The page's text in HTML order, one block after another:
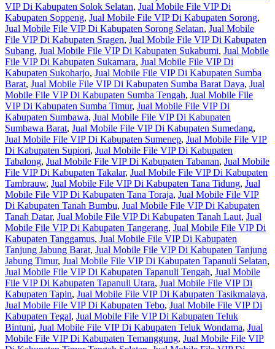
VIP Di Kabupaten Solok Selatan, Jual Mobile File VIP Di
Kabupaten Soppeng, Jual Mobile File VIP Di Kabupaten Sorong,
Jual Mobile File VIP Di Kabupaten Sorong Selatan, Jual Mobile
File VIP Di Kabupaten Sragen, Jual Mobile File VIP Di Kabupaten
Subang, Jual Mobile File VIP Di Kabupaten Sukabumi, Jual Mobile
File VIP Di Kabupaten Sukamara, Jual Mobile File VIP Di
Kabupaten Sukoharjo, Jual Mobile File VIP Di Kabupaten Sumba
Barat, Jual Mobile File VIP Di Kabupaten Sumba Barat Daya, Jual
Mobile File VIP Di Kabupaten Sumba Tengah, Jual Mobile File
VIP Di Kabupaten Sumba Timur, Jual Mobile File VIP Di
Kabupaten Sumbawa, Jual Mobile File VIP Di Kabupaten
Sumbawa Barat, Jual Mobile File VIP Di Kabupaten Sumedang,
Jual Mobile File VIP Di Kabupaten Sumenep, Jual Mobile File VIP
Di Kabupaten Supiori, Jual Mobile File VIP Di Kabupaten
Tabalong, Jual Mobile File VIP Di Kabupaten Tabanan, Jual Mobile
File VIP Di Kabupaten Takalar, Jual Mobile File VIP Di Kabupaten
Tambrauw, Jual Mobile File VIP Di Kabupaten Tana Tidung, Jual
Mobile File VIP Di Kabupaten Tana Toraja, Jual Mobile File VIP
Di Kabupaten Tanah Bumbu, Jual Mobile File VIP Di Kabupaten
Tanah Datar, Jual Mobile File VIP Di Kabupaten Tanah Laut, Jual
Mobile File VIP Di Kabupaten Tangerang, Jual Mobile File VIP Di
Kabupaten Tanggamus, Jual Mobile File VIP Di Kabupaten
Tanjung Jabung Barat, Jual Mobile File VIP Di Kabupaten Tanjung
Jabung Timur, Jual Mobile File VIP Di Kabupaten Tapanuli Selatan,
Jual Mobile File VIP Di Kabupaten Tapanuli Tengah, Jual Mobile
File VIP Di Kabupaten Tapanuli Utara, Jual Mobile File VIP Di
Kabupaten Tapin, Jual Mobile File VIP Di Kabupaten Tasikmalaya,
Jual Mobile File VIP Di Kabupaten Tebo, Jual Mobile File VIP Di
Kabupaten Tegal, Jual Mobile File VIP Di Kabupaten Teluk
Bintuni, Jual Mobile File VIP Di Kabupaten Teluk Wondama, Jual
Mobile File VIP Di Kabupaten Temanggung, Jual Mobile File VIP